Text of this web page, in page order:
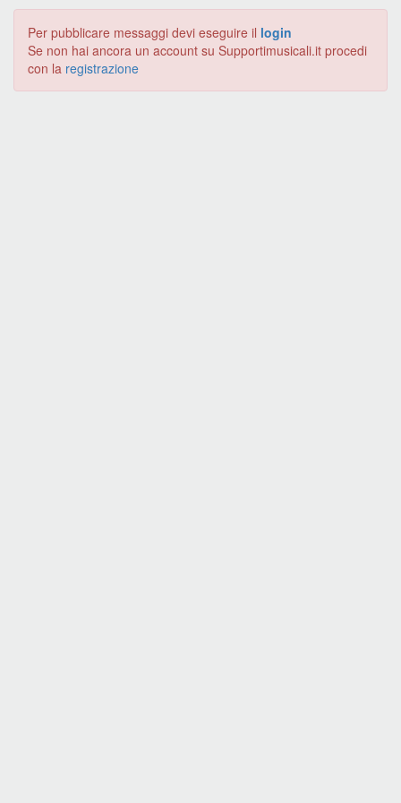
Per pubblicare messaggi devi eseguire il login
Se non hai ancora un account su Supportimusicali.it procedi
con la registrazione